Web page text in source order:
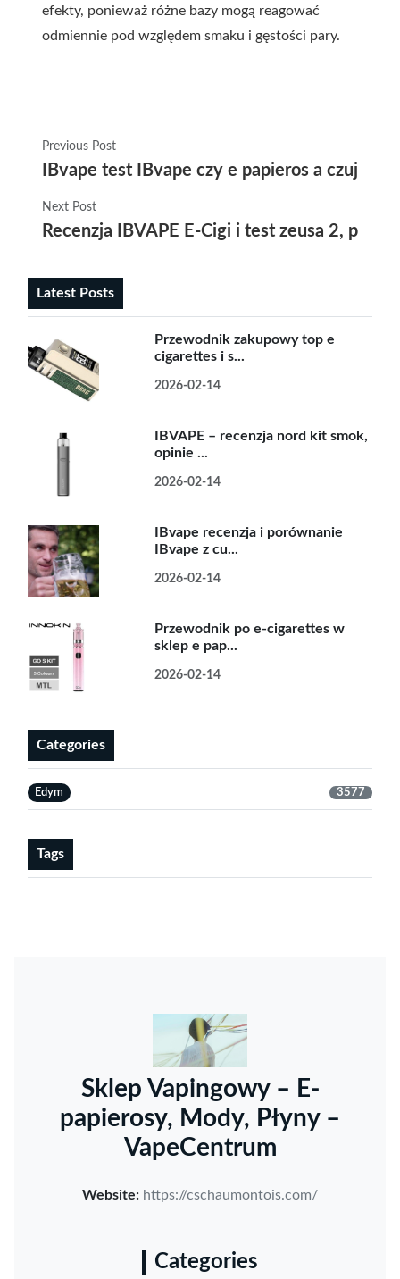
efekty, ponieważ różne bazy mogą reagować
odmiennie pod względem smaku i gęstości pary.
Previous Post
IBvape test IBvape czy e papieros a czujnik
Next Post
Recenzja IBVAPE E-Cigi i test zeusa 2,
Latest Posts
Przewodnik zakupowy top e
cigarettes i s...
2026-02-14
IBVAPE – recenzja nord kit smok,
opinie ...
2026-02-14
IBvape recenzja i porównanie
IBvape z cu...
2026-02-14
Przewodnik po e-cigarettes w
sklep e pap...
2026-02-14
Categories
Edym 3577
Tags
Sklep Vapingowy – E-
papierosy, Mody, Płyny –
VapeCentrum
Website: https://cschaumontois.com/
Categories